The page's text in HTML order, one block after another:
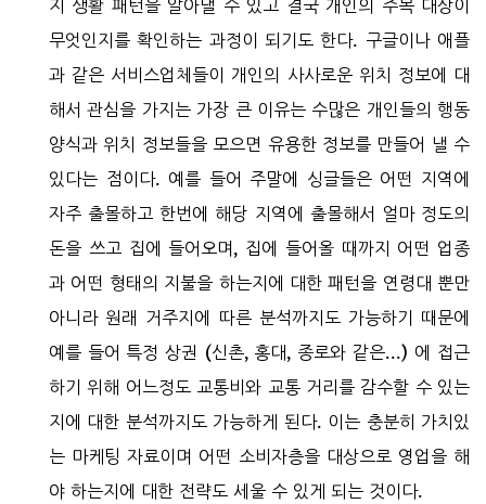
지 생활 패턴을 알아낼 수 있고 결국 개인의 주목 대상이
무엇인지를 확인하는 과정이 되기도 한다. 구글이나 애플
과 같은 서비스업체들이 개인의 사사로운 위치 정보에 대
해서 관심을 가지는 가장 큰 이유는 수많은 개인들의 행동
양식과 위치 정보들을 모으면 유용한 정보를 만들어 낼 수
있다는 점이다. 예를 들어 주말에 싱글들은 어떤 지역에
자주 출몰하고 한번에 해당 지역에 출몰해서 얼마 정도의
돈을 쓰고 집에 들어오며, 집에 들어올 때까지 어떤 업종
과 어떤 형태의 지불을 하는지에 대한 패턴을 연령대 뿐만
아니라 원래 거주지에 따른 분석까지도 가능하기 때문에
예를 들어 특정 상권 (신촌, 홍대, 종로와 같은...) 에 접근
하기 위해 어느정도 교통비와 교통 거리를 감수할 수 있는
지에 대한 분석까지도 가능하게 된다. 이는 충분히 가치있
는 마케팅 자료이며 어떤 소비자층을 대상으로 영업을 해
야 하는지에 대한 전략도 세울 수 있게 되는 것이다.